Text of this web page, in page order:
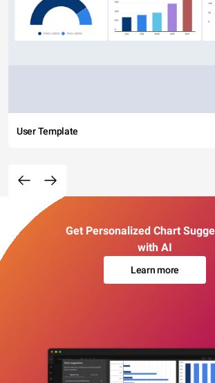
User Template
Get Personalized Chart
with AI
Learn more